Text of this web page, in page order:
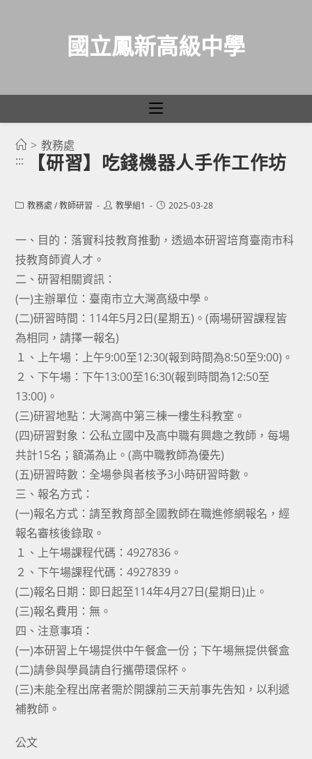
國立鳳新高級中學
> 教務處
:::
【研習】吃錢機器人手作工作坊
Post教務處 / 教師研習
Post教學組1
Post2025-03-28
一、目的：落實科技教育推動，透過本研習培育臺南市科
技教育師資人才。
二、研習相關資訊：
(一)主辦單位：臺南市立大灣高級中學。
(二)研習時間：114年5月2日(星期五)。(兩場研習課程皆
為相同，請擇一報名)
１、上午場：上午9:00至12:30(報到時間為8:50至9:00)。
２、下午場：下午13:00至16:30(報到時間為12:50至
13:00)。
(三)研習地點：大灣高中第三棟一樓生科教室。
(四)研習對象：公私立國中及高中職有興趣之教師，每場
共計15名；額滿為止。(高中職教師為優先)
(五)研習時數：全場參與者核予3小時研習時數。
三、報名方式：
(一)報名方式：請至教育部全國教師在職進修網報名，經
報名審核後錄取。
１、上午場課程代碼：4927836。
２、下午場課程代碼：4927839。
(二)報名日期：即日起至114年4月27日(星期日)止。
(三)報名費用：無。
四、注意事項：
(一)本研習上午場提供中午餐盒一份；下午場無提供餐盒
(二)請參與學員請自行攜帶環保杯。
(三)未能全程出席者需於開課前三天前事先告知，以利遞
補教師。
公文